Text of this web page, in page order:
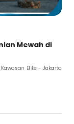
Mewah di
Elite - Jakarta